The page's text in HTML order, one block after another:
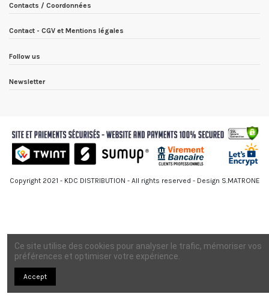
Contacts / Coordonnées
Contact - CGV et Mentions légales
Follow us
Newsletter
Copyright 2021 - KDC DISTRIBUTION - All rights reserved - Design S.MATRONE
Ce site utilise des cookies pour analyser le trafic, mémoriser vos
préférences et optimiser votre expérience.
Accept